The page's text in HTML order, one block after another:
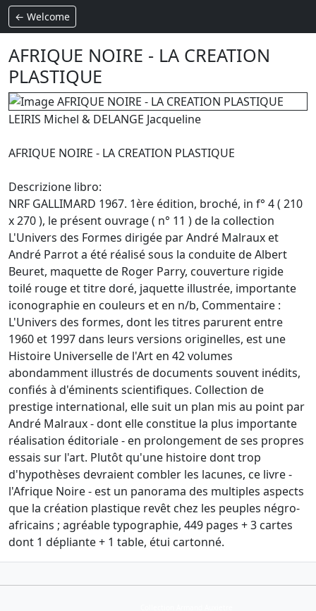
← Welcome
AFRIQUE NOIRE - LA CREATION
PLASTIQUE
LEIRIS Michel & DELANGE Jacqueline
AFRIQUE NOIRE - LA CREATION PLASTIQUE
Descrizione libro:
NRF GALLIMARD 1967. 1ère édition, broché, in f° 4 ( 210
x 270 ), le présent ouvrage ( n° 11 ) de la collection
L'Univers des Formes dirigée par André Malraux et
André Parrot a été réalisé sous la conduite de Albert
Beuret, maquette de Roger Parry, couverture rigide
toilé rouge et titre doré, jaquette illustrée, importante
iconographie en couleurs et en n/b, Commentaire :
L'Univers des formes, dont les titres parurent entre
1960 et 1997 dans leurs versions originelles, est une
Histoire Universelle de l'Art en 42 volumes
abondamment illustrés de documents souvent inédits,
confiés à d'éminents scientifiques. Collection de
prestige international, elle suit un plan mis au point par
André Malraux - dont elle constitue la plus importante
réalisation éditoriale - en prolongement de ses propres
essais sur l'art. Plutôt qu'une histoire dont trop
d'hypothèses devraient combler les lacunes, ce livre -
l'Afrique Noire - est un panorama des multiples aspects
que la création plastique revêt chez les peuples négro-
africains ; agréable typographie, 449 pages + 3 cartes
dont 1 dépliante + 1 table, étui cartonné.